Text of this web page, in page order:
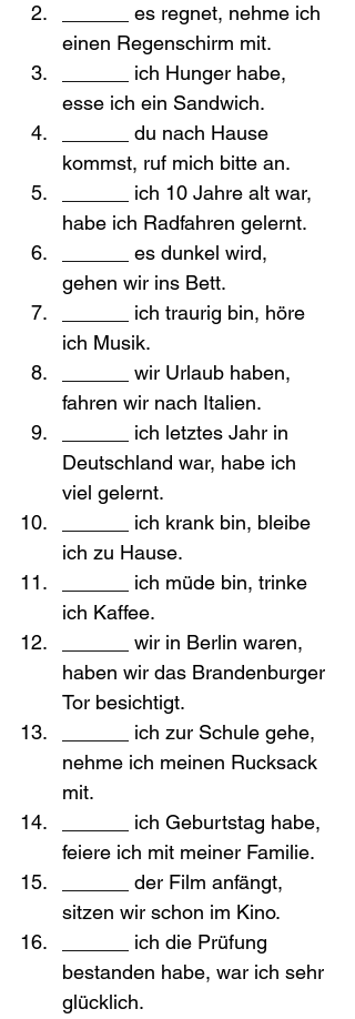
______ es regnet, nehme ich
einen Regenschirm mit.
______ ich Hunger habe,
esse ich ein Sandwich.
______ du nach Hause
kommst, ruf mich bitte an.
______ ich 10 Jahre alt war,
habe ich Radfahren gelernt.
______ es dunkel wird,
gehen wir ins Bett.
______ ich traurig bin, höre
ich Musik.
______ wir Urlaub haben,
fahren wir nach Italien.
______ ich letztes Jahr in
Deutschland war, habe ich
viel gelernt.
______ ich krank bin, bleibe
ich zu Hause.
______ ich müde bin, trinke
ich Kaffee.
______ wir in Berlin waren,
haben wir das Brandenburger
Tor besichtigt.
______ ich zur Schule gehe,
nehme ich meinen Rucksack
mit.
______ ich Geburtstag habe,
feiere ich mit meiner Familie.
______ der Film anfängt,
sitzen wir schon im Kino.
______ ich die Prüfung
bestanden habe, war ich sehr
glücklich.